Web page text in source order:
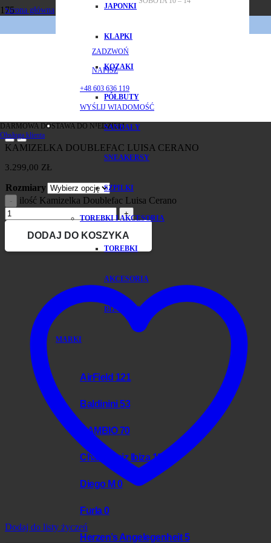
ZADZWOŃ
NAPISZ
+48 603 636 119
WYŚLIJ WIADOMOŚĆ
JAPONKI
KLAPKI
KOZAKI
PÓŁBUTY
SANDAŁY
SNEAKERSY
SZPILKI
TOREBKI I AKCESORIA
TOREBKI
AKCESORIA
BIŻUTERIA
MARKI
AirField 121
Baldinini53
CAMBIO70
Charo Ruiz Ibiza12
Diego M0
Furla0
Herzen’s Angelegenheit5
DARMOWA DOSTAWA DO NIEDZIELI
Obsługa klienta
Strona główna
Kamizelka Doublefac Luisa Cerano
KAMIZELKA DOUBLEFAC LUISA CERANO
3.299,00 ZŁ
Rozmiary
ilość Kamizelka Doublefac Luisa Cerano
DODAJ DO KOSZYKA
Dodaj do listy życzeń